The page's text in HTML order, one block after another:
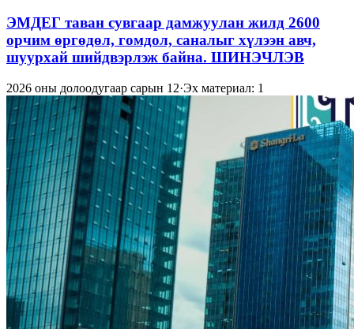
ЭМДЕГ таван сувгаар дамжуулан жилд 2600
орчим өргөдөл, гомдол, саналыг хүлээн авч,
шуурхай шийдвэрлэж байна. ШИНЭЧЛЭВ
2026 оны долоодугаар сарын 12·Эх материал: 1